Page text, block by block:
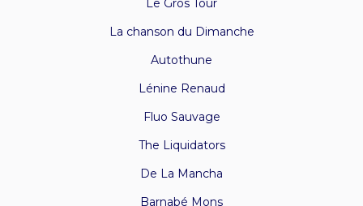
Le Grôs Tour
La chanson du Dimanche
Autothune
Lénine Renaud
Fluo Sauvage
The Liquidators
De La Mancha
Barnabé Mons